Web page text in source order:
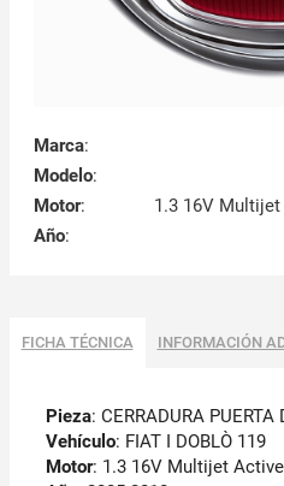
Marca:
Modelo:
Motor:
1.3 16V
Año:
FICHA TÉCNICA INFORMACIÓN
Pieza: CERRADURA
Vehículo: FIAT I DOBLÒ 119
Motor: 1.3 16V Multijet